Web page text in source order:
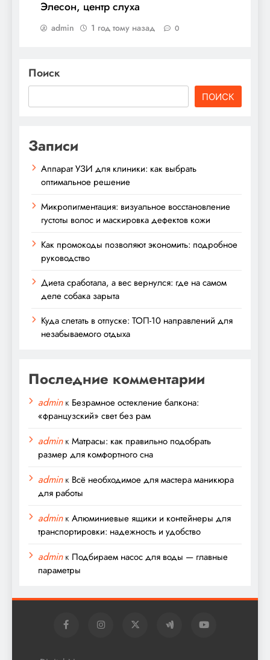
Элесон, центр слуха
admin 1 год тому назад 0
Поиск
ПОИСК
Записи
Аппарат УЗИ для клиники: как выбрать
оптимальное решение
Микропигментация: визуальное восстановление
густоты волос и маскировка дефектов кожи
Как промокоды позволяют экономить: подробное
руководство
Диета сработала, а вес вернулся: где на самом
деле собака зарыта
Куда слетать в отпуске: ТОП-10 направлений для
незабываемого отдыха
Последние комментарии
adminк Безрамное остекление балкона:
«французский» свет без рам
adminкМатрасы: как правильно подобрать
размер для комфортного сна
adminк Всё необходимое для мастера маникюра
для работы
adminкАлюминиевые ящики и контейнеры для
транспортировки: надежность и удобство
adminк Подбираем насос для воды — главные
параметры